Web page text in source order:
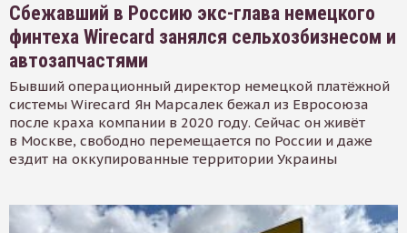
Сбежавший в Россию экс-глава немецкого
финтеха Wirecard занялся сельхозбизнесом и
автозапчастями
Бывший операционный директор немецкой платёжной
системы Wirecard Ян Марсалек бежал из Евросоюза
после краха компании в 2020 году. Сейчас он живёт
в Москве, свободно перемещается по России и даже
ездит на оккупированные территории Украины